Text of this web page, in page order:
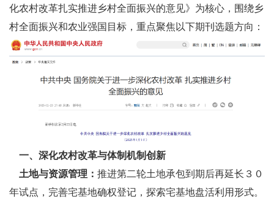
化农村改革扎实推进乡村全面振兴的意见》为核心，围绕乡
村全面振兴和农业强国目标，重点聚焦以下期刊选题方向：
一、深化农村改革与体制机制创新
土地与资源管理： 推进第二轮土地承包到期后再延长３０
年试点，完善宅基地确权登记，探索宅基地盘活利用形式。